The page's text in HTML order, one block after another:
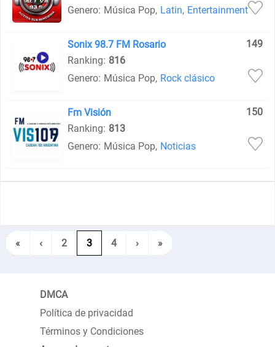
Genero: Música Pop, Latin, Entertainment
Sonix 98.7 FM Rosario
149
Ranking: 816
Genero: Música Pop, Rock clásico
Fm Visión
150
Ranking: 813
Genero: Música Pop, Noticias
« ‹ 2 3 4 › »
DMCA
Política de privacidad
Términos y Condiciones